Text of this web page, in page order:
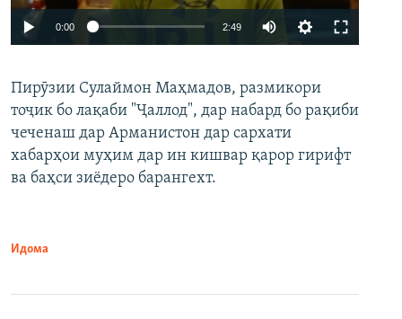
Auto 240p 360p 480p
720p 1080p
0:00 2:49
360p
480p
Пирӯзии Сулаймон Маҳмадов, размикори
тоҷик бо лақаби "Ҷаллод", дар набард бо рақиби
чеченаш дар Арманистон дар сархати
хабарҳои муҳим дар ин кишвар қарор гирифт
ва баҳси зиёдеро барангехт.
Идома